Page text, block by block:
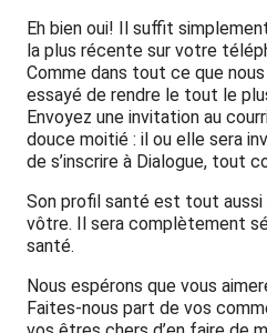
Eh bien oui! Il suffit
la plus récente sur votre
Comme dans tout ce que
essayé de rendre le tout le
Envoyez une invitation au
douce moitié : il ou elle sera
de s’inscrire à Dialogue, tout
Son profil santé est tout
vôtre. Il sera complètement
santé.
Nous espérons que vous
Faites-nous part de vos